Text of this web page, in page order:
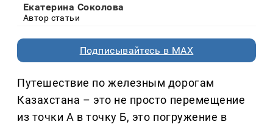
Екатерина Соколова
Автор статьи
Подписывайтесь в MAX
Путешествие по железным дорогам
Казахстана – это не просто перемещение
из точки А в точку Б, это погружение в